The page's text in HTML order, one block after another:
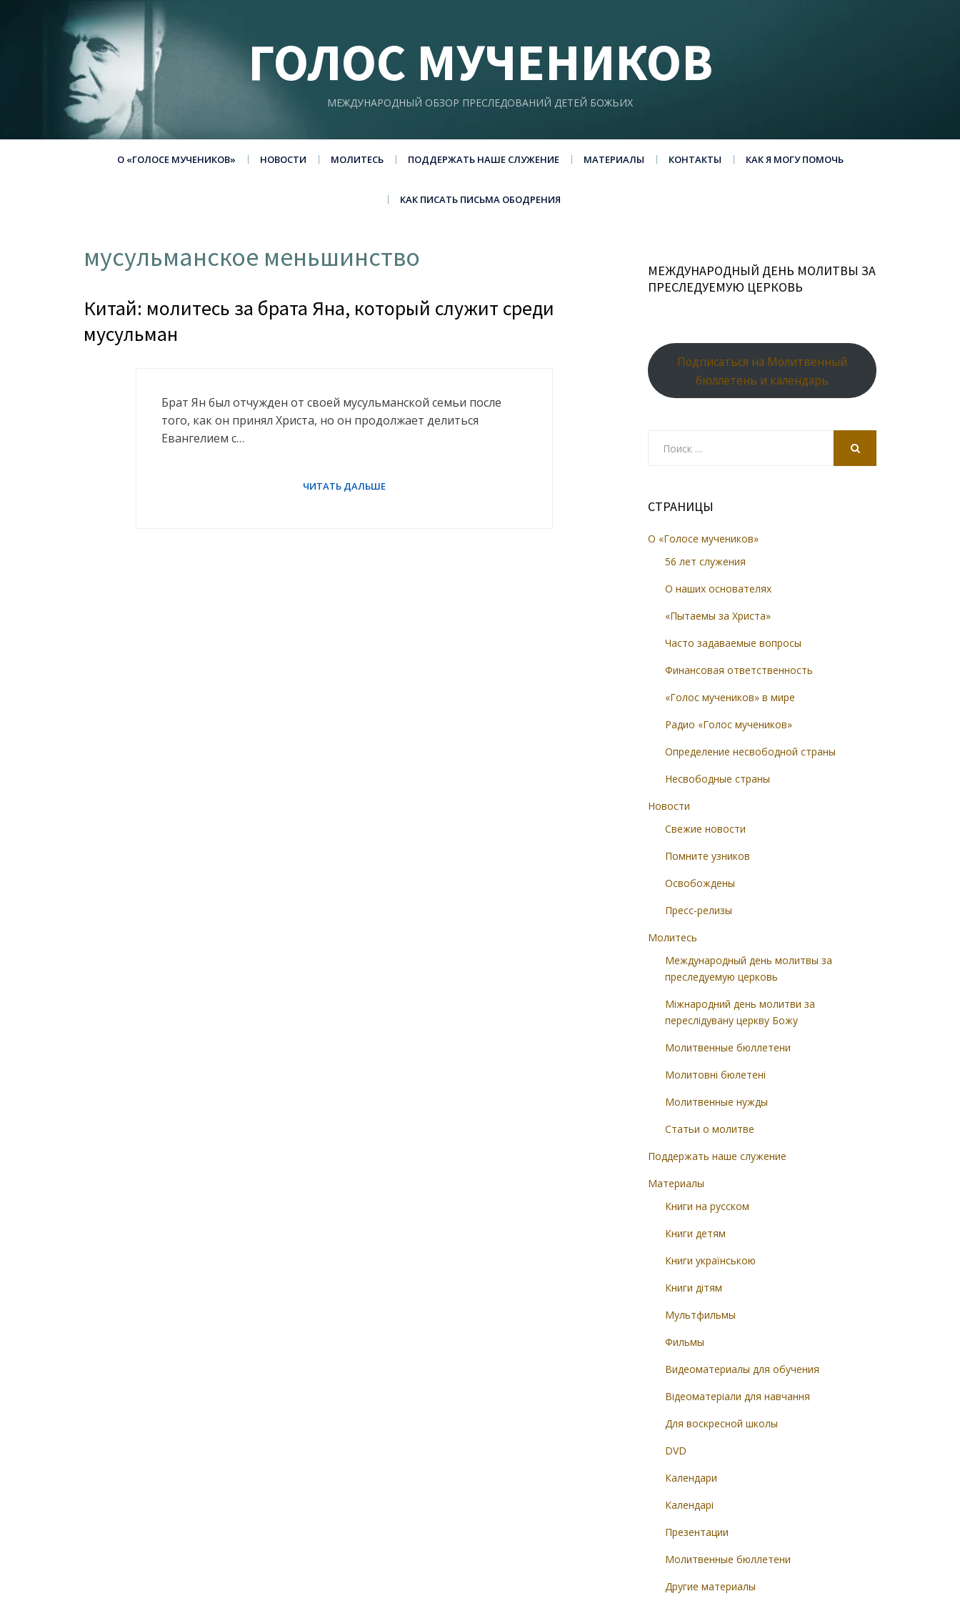
ГОЛОС МУЧЕНИКОВ
МЕЖДУНАРОДНЫЙ ОБЗОР ПРЕСЛЕДОВАНИЙ ДЕТЕЙ БОЖЬИХ
О «ГОЛОСЕ МУЧЕНИКОВ» НОВОСТИ МОЛИТЕСЬ ПОДДЕРЖАТЬ НАШЕ СЛУЖЕНИЕ МАТЕРИАЛЫ КОНТАКТЫ КАК Я МОГУ ПОМОЧЬ
КАК ПИСАТЬ ПИСЬМА ОБОДРЕНИЯ
мусульманское меньшинство
Китай: молитесь за брата Яна, который служит среди
мусульман
Брат Ян был отчужден от своей мусульманской семьи после
того, как он принял Христа, но он продолжает делиться
Евангелием с…
МЕЖДУНАРОДНЫЙ ДЕНЬ МОЛИТВЫ ЗА
ПРЕСЛЕДУЕМУЮ ЦЕРКОВЬ
Подписаться на Молитвенный
бюллетень и календарь
СТРАНИЦЫ
О «Голосе мучеников»
56 лет служения
О наших основателях
«Пытаемы за Христа»
Часто задаваемые вопросы
Финансовая ответственность
«Голос мучеников» в мире
Радио «Голос мучеников»
Определение несвободной страны
Несвободные страны
Новости
Свежие новости
Помните узников
Освобождены
Пресс-релизы
Молитесь
Международный день молитвы за
преследуемую церковь
Міжнародний день молитви за
переслідувану церкву Божу
Молитвенные бюллетени
Молитовні бюлетені
Молитвенные нужды
Статьи о молитве
Поддержать наше служение
Материалы
Книги на русском
Книги детям
Книги українською
Книги дітям
Мультфильмы
Фильмы
Видеоматериалы для обучения
Відеоматеріали для навчання
Для воскресной школы
DVD
Календари
Календарі
Презентации
Молитвенные бюллетени
Другие материалы